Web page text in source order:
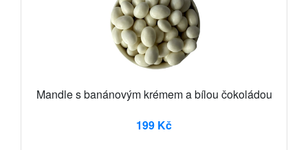
Mandle s banánovým krémem a bílou čokoládou
199 Kč